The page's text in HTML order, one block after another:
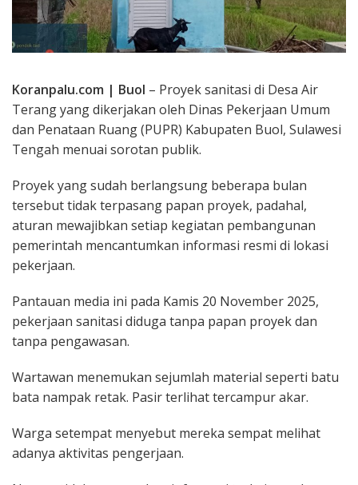
Koranpalu.com | Buol – Proyek sanitasi di Desa Air
Terang yang dikerjakan oleh Dinas Pekerjaan Umum
dan Penataan Ruang (PUPR) Kabupaten Buol, Sulawesi
Tengah menuai sorotan publik.
Proyek yang sudah berlangsung beberapa bulan
tersebut tidak terpasang papan proyek, padahal,
aturan mewajibkan setiap kegiatan pembangunan
pemerintah mencantumkan informasi resmi di lokasi
pekerjaan.
Pantauan media ini pada Kamis 20 November 2025,
pekerjaan sanitasi diduga tanpa papan proyek dan
tanpa pengawasan.
Wartawan menemukan sejumlah material seperti batu
bata nampak retak. Pasir terlihat tercampur akar.
Warga setempat menyebut mereka sempat melihat
adanya aktivitas pengerjaan.